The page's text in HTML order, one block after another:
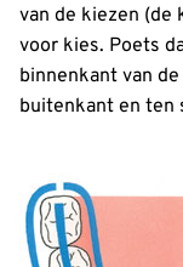
van de kiezen (de
voor kies. Poets
binnenkant van
buitenkant en ten